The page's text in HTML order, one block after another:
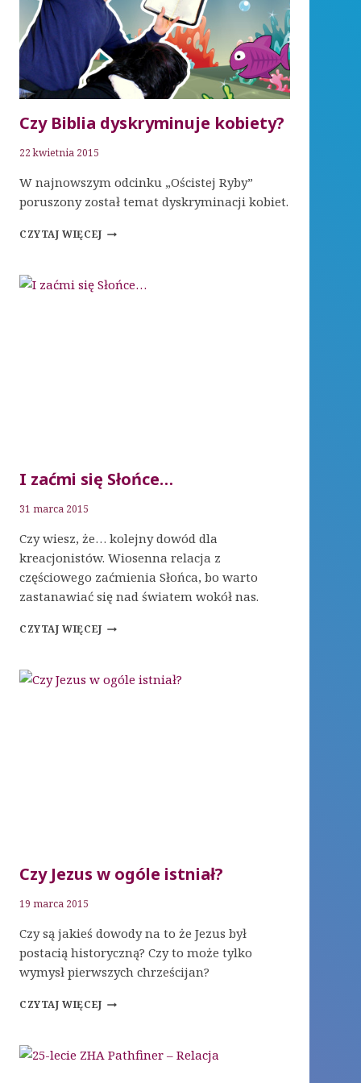
Czy Biblia dyskryminuje kobiety?
22 kwietnia 2015
W najnowszym odcinku „Ościstej Ryby”
poruszony został temat dyskryminacji kobiet.
CZYTAJ WIĘCEJCZY
I zaćmi się Słońce…
31 marca 2015
Czy wiesz, że… kolejny dowód dla
kreacjonistów. Wiosenna relacja z
częściowego zaćmienia Słońca, bo warto
zastanawiać się nad światem wokół nas.
CZYTAJ WIĘCEJI
Czy Jezus w ogóle istniał?
19 marca 2015
Czy są jakieś dowody na to że Jezus był
postacią historyczną? Czy to może tylko
wymysł pierwszych chrześcijan?
CZYTAJ WIĘCEJCZY
ISTNIAŁ?